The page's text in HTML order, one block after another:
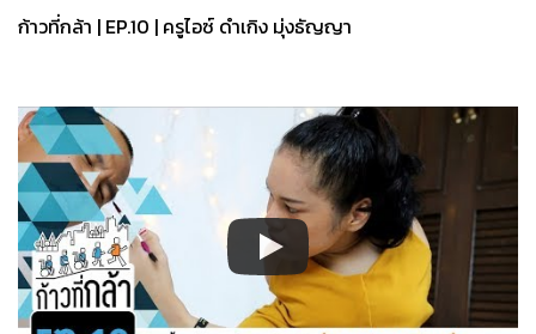
ก้าวที่กล้า | EP.10 | ครูไอซ์ ดำเกิง มุ่งธัญญา